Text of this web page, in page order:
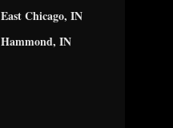
East Chicago, IN
Hammond, IN